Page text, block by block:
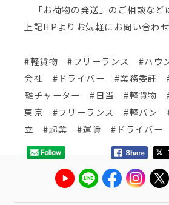
「お荷物の発送」のご相談など
上記HPよりお気軽にお問い合わ
#軽貨物 #フリーランス #ハウ
会社 #ドライバー #業務委託
離チャーター #日当 #軽貨
東京 #フリーランス #軽バン
立 #起業 #運賃 #ドライバー